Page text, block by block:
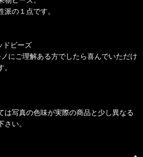
の１点です。
ビーズ
にご理解ある方でしたら喜んでいただけ
写真の色味が実際の商品と少し異なる
い。